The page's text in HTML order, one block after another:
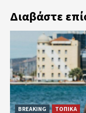
Διαβάστε
BREAKING ΤΟΠΙΚΑ